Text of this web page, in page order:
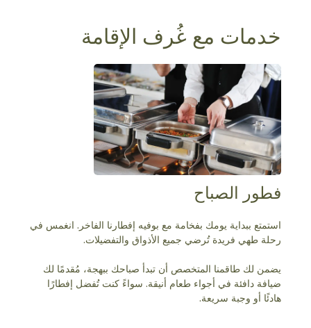
خدمات مع غُرف الإقامة
فطور الصباح
استمتع ببداية يومك بفخامة مع بوفيه إفطارنا الفاخر. انغمس في
رحلة طهي فريدة تُرضي جميع الأذواق والتفضيلات.
يضمن لك طاقمنا المتخصص أن تبدأ صباحك ببهجة، مُقدمًا لك
ضيافة دافئة في أجواء طعام أنيقة. سواءً كنت تُفضل إفطارًا
هادئًا أو وجبة سريعة.